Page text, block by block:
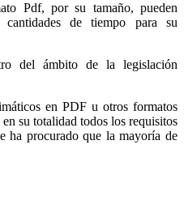
Pdf, por su tamaño, pueden
de tiempo para su
del ámbito de la legislación
en PDF u otros formatos
su totalidad todos los requisitos
ha procurado que la mayoría de